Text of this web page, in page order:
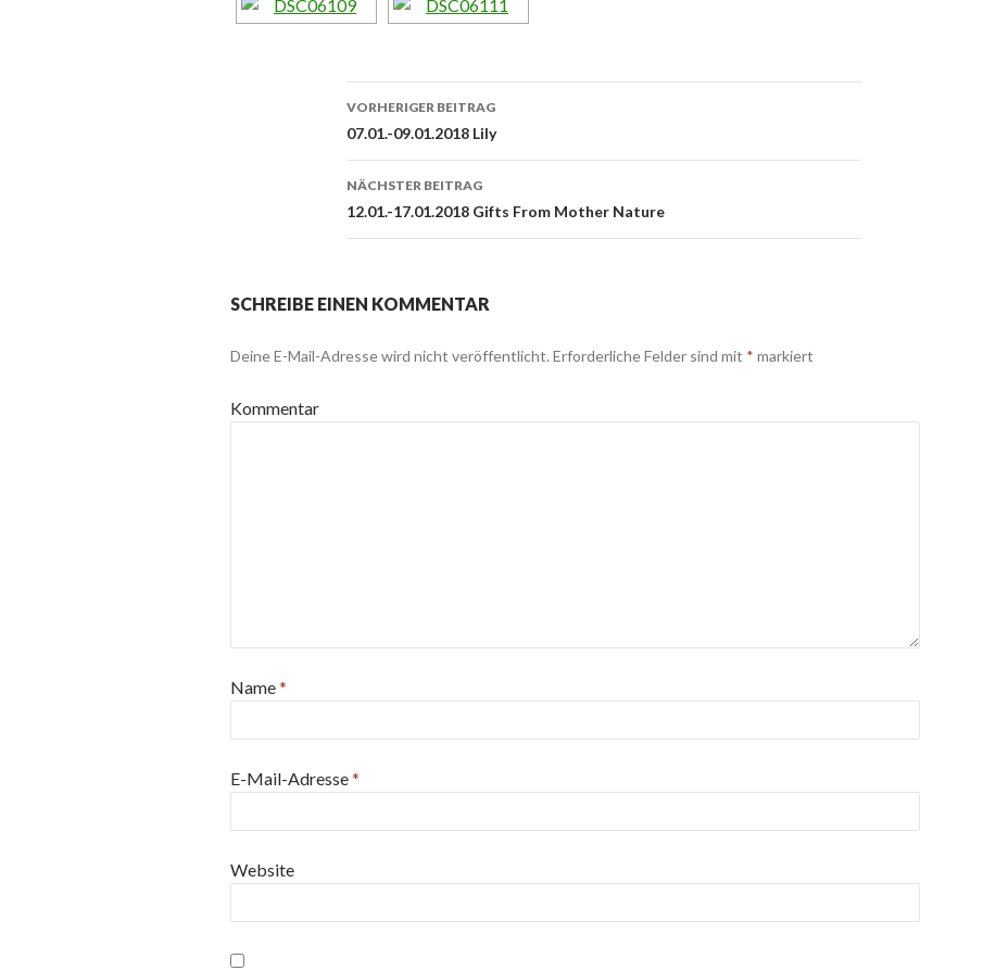
Beitrags-
Navigation
VORHERIGER BEITRAG
07.01.-09.01.2018 Lily
NÄCHSTER BEITRAG
12.01.-17.01.2018 Gifts From Mother Nature
SCHREIBE EINEN KOMMENTAR
Deine E-Mail-Adresse wird nicht veröffentlicht. Erforderliche Felder sind mit * markiert
Kommentar
Name*
E-Mail-Adresse*
Website